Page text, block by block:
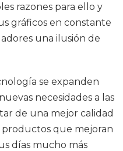
razones para ello y
gráficos en constante
una ilusión de
se expanden
necesidades a las
de una mejor calidad
productos que mejoran
días mucho más